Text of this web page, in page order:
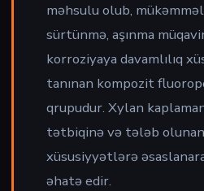
məhsulu olub, mükəmməl
sürtünmə, aşınma
korroziyaya davamlılıq
tanınan kompozit
qrupudur. Xylan
tətbiqinə və tələb
xüsusiyyətlərə
əhatə edir.